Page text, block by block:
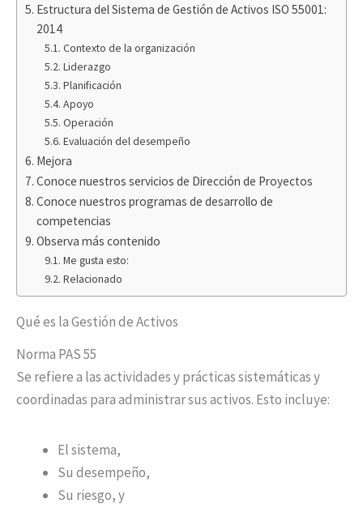
Estructura del Sistema de Gestión de Activos ISO 55001:
2014
Contexto de la organización
Liderazgo
Planificación
Apoyo
Operación
Evaluación del desempeño
Mejora
Conoce nuestros servicios de Dirección de Proyectos
Conoce nuestros programas de desarrollo de
competencias
Observa más contenido
Me gusta esto:
Relacionado
Qué es la Gestión de Activos
Norma PAS 55
Se refiere a las actividades y prácticas sistemáticas y
coordinadas paraadministrar sus activos. Esto incluye:
El sistema,
Su desempeño,
Su riesgo, y